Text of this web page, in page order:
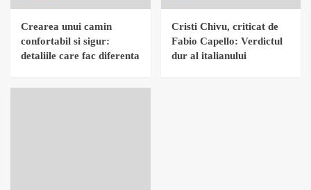
Crearea unui camin
confortabil si sigur:
detaliile care fac diferenta
Cristi Chivu, criticat de
Fabio Capello: Verdictul
dur al italianului